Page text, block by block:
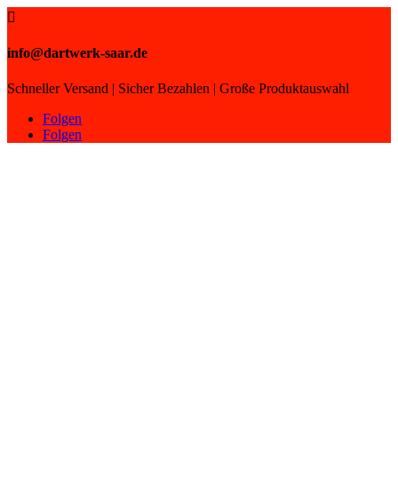

info@dartwerk-saar.de
Schneller Versand | Sicher Bezahlen | Große Produktauswahl
Folgen
Folgen